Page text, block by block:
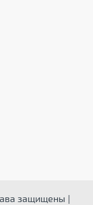
защищены |